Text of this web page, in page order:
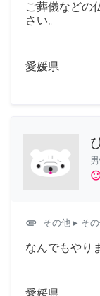
ご葬儀などの
さい。
愛媛県
attachment その他 ▸ そ
なんでもやり